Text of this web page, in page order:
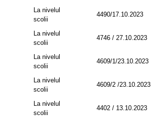
La nivelul
scolii
4490/17.10.2023
La nivelul
scolii
4746 / 27.10.2023
La nivelul
scolii
4609/1/23.10.2023
La nivelul
scolii
4609/2 /23.10.2023
La nivelul
scolii
4402 / 13.10.2023